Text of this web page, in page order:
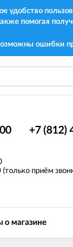
помогая
ошибки
+7 (812)
приём
о магазине